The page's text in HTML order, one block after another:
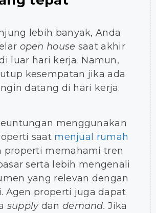
lebih banyak, Anda
open house saat akhir
luar hari kerja. Namun,
kesempatan jika ada
datang di hari kerja.
menggunakan
saat menjual rumah
properti memahami tren
serta lebih mengenali
yang relevan dengan
Agen properti juga dapat
supply dan demand.Jika